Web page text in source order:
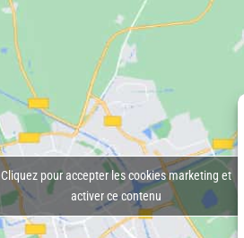
Cliquez pour accepter les cookies marketing et
activer ce contenu